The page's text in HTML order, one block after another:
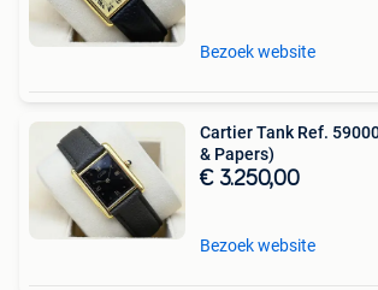
Bezoek website
Cartier Tank Ref.
& Papers)
€ 3.250,00
Bezoek website